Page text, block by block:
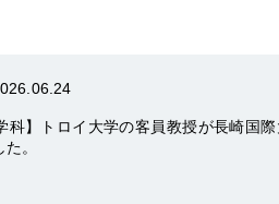
科】トロイ大学の客員教授が長崎国
。